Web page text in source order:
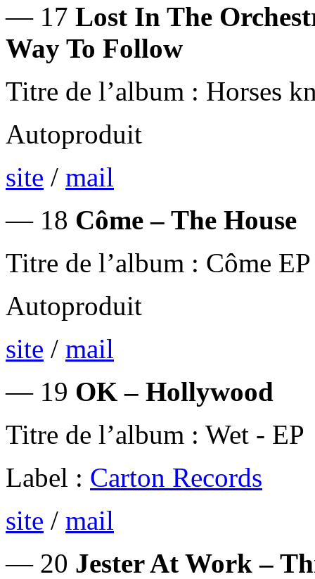
— 17 Lost In The
Way To Follow
Titre de l’album : Horses
Autoproduit
site / mail
— 18 Côme – The House
Titre de l’album : Côme EP
Autoproduit
site / mail
— 19 OK – Hollywood
Titre de l’album : Wet - EP
Label : Carton Records
site / mail
— 20 Jester At Work –